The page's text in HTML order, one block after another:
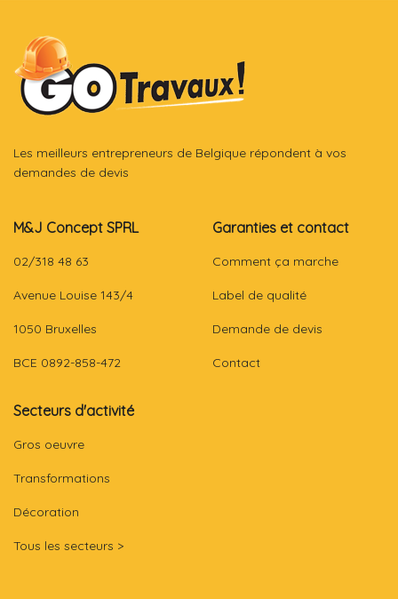
Les meilleurs entrepreneurs de Belgique répondent à vos
demandes de devis
M&J Concept SPRL
02/318 48 63
Avenue Louise 143/4
1050 Bruxelles
BCE 0892-858-472
Garanties et contact
Comment ça marche
Label de qualité
Demande de devis
Contact
Secteurs d'activité
Gros oeuvre
Transformations
Décoration
Tous les secteurs >